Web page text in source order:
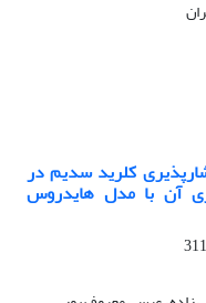
کلرید سدیم در
آن با مدل هایدروس